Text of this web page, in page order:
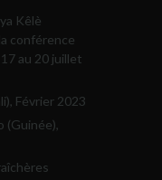
Kêlè
conférence
au 20 juillet
Février 2023
(Guinée),